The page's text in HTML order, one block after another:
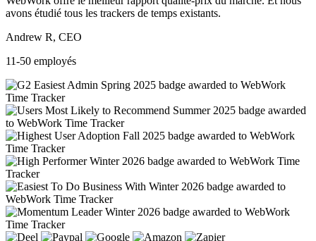
avons étudié tous les trackers de temps existants.
Andrew R, CEO
11-50 employés